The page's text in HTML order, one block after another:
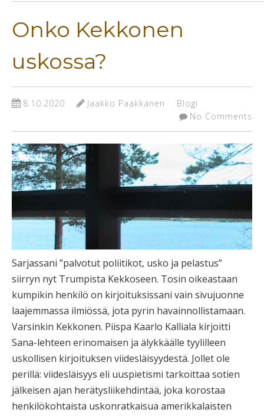
Onko Kekkonen
uskossa?
8.10.2020 Jaakko Paakkanen
Blogi
No Comments
Sarjassani ”palvotut poliitikot, usko ja pelastus”
siirryn nyt Trumpista Kekkoseen. Tosin oikeastaan
kumpikin henkilö on kirjoituksissani vain sivujuonne
laajemmassa ilmiössä, jota pyrin havainnollistamaan.
Varsinkin Kekkonen. Piispa Kaarlo Kalliala kirjoitti
Sana-lehteen erinomaisen ja älykkäälle tyylilleen
uskollisen kirjoituksen viidesläisyydestä. Jollet ole
perillä: viidesläisyys eli uuspietismi tarkoittaa sotien
jälkeisen ajan herätysliikehdintää, joka korostaa
henkilökohtaista uskonratkaisua amerikkalaisten